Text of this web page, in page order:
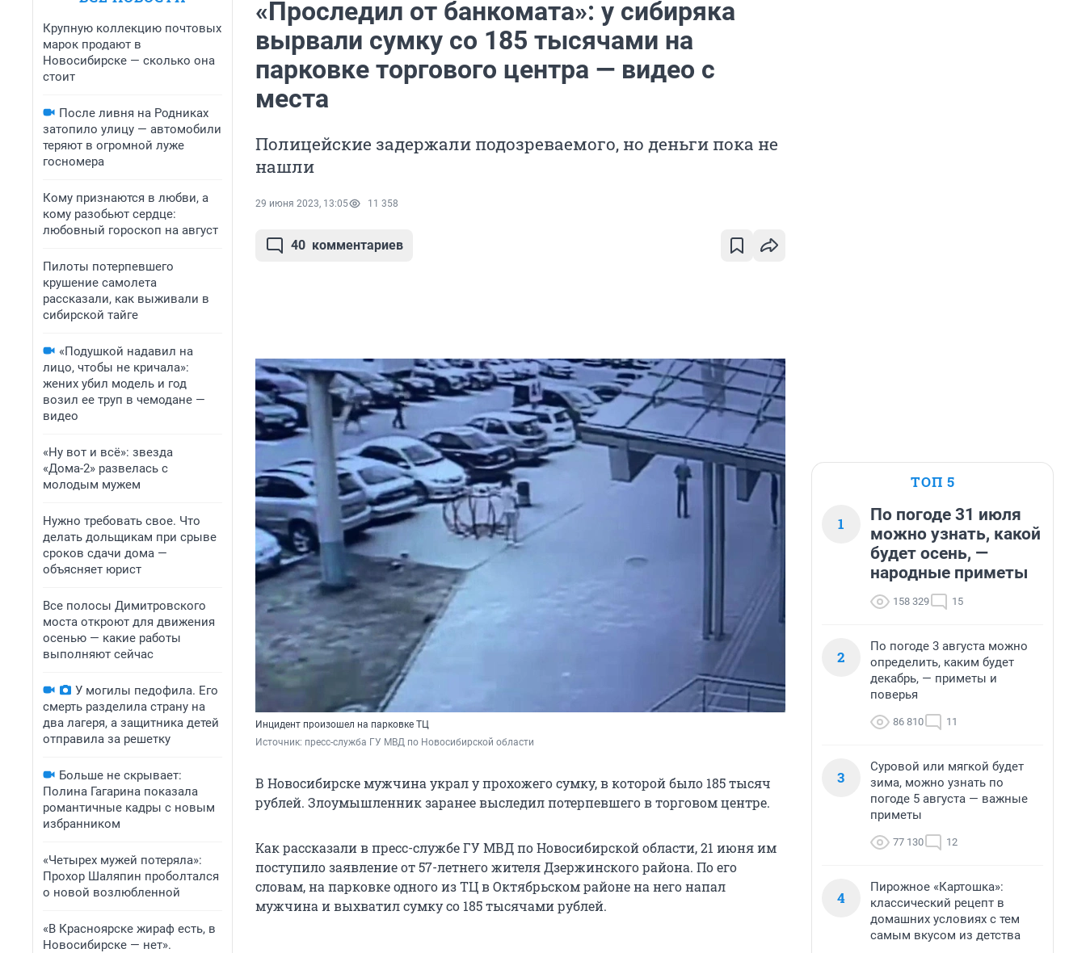
Крупную коллекцию почтовых
марок продают в
Новосибирске — сколько она
стоит
После ливня на Родниках
затопило улицу — автомобили
теряют в огромной луже
госномера
Кому признаются в любви, а
кому разобьют сердце:
любовный гороскоп на август
Пилоты потерпевшего
крушение самолета
рассказали, как выживали в
сибирской тайге
«Подушкой надавил на
лицо, чтобы не кричала»:
жених убил модель и год
возил ее труп в чемодане —
видео
«Ну вот и всё»: звезда
«Дома-2» развелась с
молодым мужем
Нужно требовать свое. Что
делать дольщикам при срыве
сроков сдачи дома —
объясняет юрист
Все полосы Димитровского
моста откроют для движения
осенью — какие работы
выполняют сейчас
У могилы педофила. Его
смерть разделила страну на
два лагеря, а защитника детей
отправила за решетку
Больше не скрывает:
Полина Гагарина показала
романтичные кадры с новым
избранником
«Четырех мужей потеряла»:
Прохор Шаляпин проболтался
о новой возлюбленной
«В Красноярске жираф есть, в
Новосибирске — нет».
«Проследил от банкомата»: у сибиряка
вырвали сумку со 185 тысячами на
парковке торгового центра — видео с
места
Полицейские задержали подозреваемого, но деньги пока не
нашли
29 июня 2023, 13:05 11 358
40 комментариев
Инцидент произошел на парковке ТЦ
Источник: пресс-служба ГУ МВД по Новосибирской области
В Новосибирске мужчина украл у прохожего сумку, в которой было 185 тысяч
рублей. Злоумышленник заранее выследил потерпевшего в торговом центре.
Как рассказали в пресс-службе ГУ МВД по Новосибирской области, 21 июня им
поступило заявление от 57-летнего жителя Дзержинского района. По его
словам, на парковке одного из ТЦ в Октябрьском районе на него напал
мужчина и выхватил сумку со 185 тысячами рублей.
ТОП 5
1
По погоде 31 июля
можно узнать, какой
будет осень, —
народные приметы
158 329 15
2
По погоде 3 августа можно
определить, каким будет
декабрь, — приметы и
поверья
86 810 11
3
Суровой или мягкой будет
зима, можно узнать по
погоде 5 августа — важные
приметы
77 130 12
4
Пирожное «Картошка»:
классический рецепт в
домашних условиях с тем
самым вкусом из детства